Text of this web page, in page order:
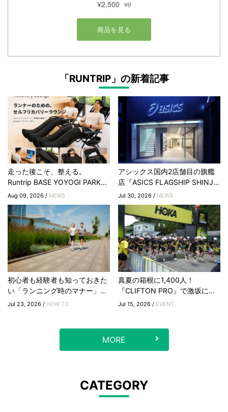
「RUNTRIP」の新着記事
走った後こそ、整える。
Runtrip BASE YOYOGI PARK...
Aug 09, 2026 / NEWS
アシックス国内2店舗目の旗艦
店『ASICS FLAGSHIP SHINJ...
Jul 30, 2026 / NEWS
初心者も経験者も知っておきた
い「ランニング時のマナー」...
Jul 23, 2026 / HOW TO
真夏の箱根に1,400人！
『CLIFTON PRO』で激坂に...
Jul 15, 2026 / EVENT
MORE
CATEGORY